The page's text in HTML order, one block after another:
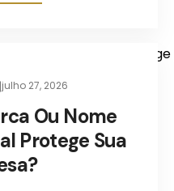
julho 27, 2026
Ou Nome
Protege Sua